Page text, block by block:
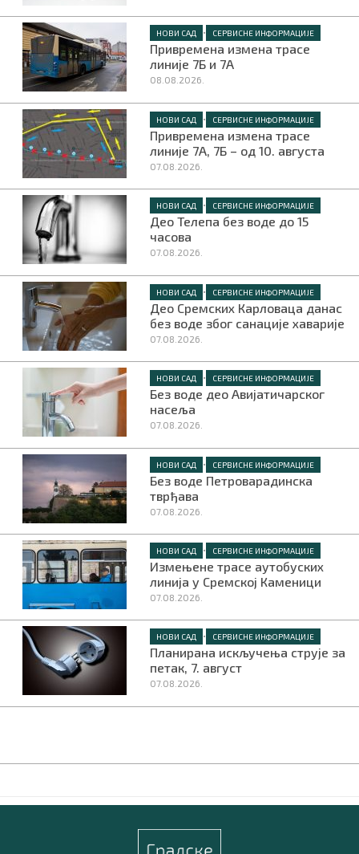
НОВИ САД • СЕРВИСНЕ ИНФОРМАЦИЈЕ
Привремена измена трасе
линије 7Б и 7А
08.08.2026.
НОВИ САД • СЕРВИСНЕ ИНФОРМАЦИЈЕ
Привремена измена трасе
линије 7А, 7Б – од 10. августа
07.08.2026.
НОВИ САД • СЕРВИСНЕ ИНФОРМАЦИЈЕ
Део Телепа без воде до 15
часова
07.08.2026.
НОВИ САД • СЕРВИСНЕ ИНФОРМАЦИЈЕ
Део Сремских Карловаца данас
без воде због санације хаварије
07.08.2026.
НОВИ САД • СЕРВИСНЕ ИНФОРМАЦИЈЕ
Без воде део Авијатичарског
насеља
07.08.2026.
НОВИ САД • СЕРВИСНЕ ИНФОРМАЦИЈЕ
Без воде Петроварадинска
тврђава
07.08.2026.
НОВИ САД • СЕРВИСНЕ ИНФОРМАЦИЈЕ
Измењене трасе аутобуских
линија у Сремској Каменици
07.08.2026.
НОВИ САД • СЕРВИСНЕ ИНФОРМАЦИЈЕ
Планирана искључења струје за
петак, 7. август
07.08.2026.